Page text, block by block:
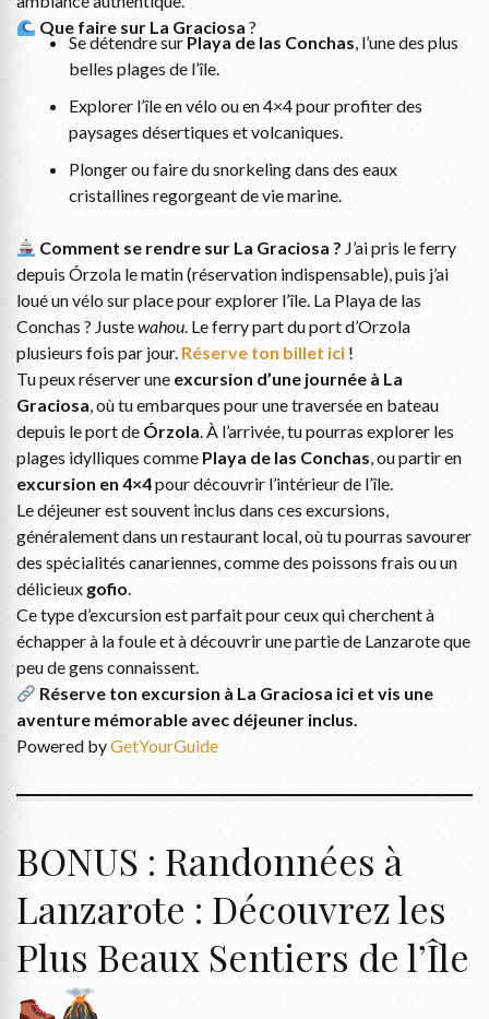
Que faire sur La Graciosa?
Se détendre sur Playa de las Conchas, l’une des plus
belles plages de l’île.
Explorer l’île en vélo ou en 4×4 pour profiter des
paysages désertiques et volcaniques.
Plonger ou faire du snorkeling dans des eaux
cristallines regorgeant de vie marine.
Comment se rendre sur La Graciosa ? J’ai pris le ferry
depuis Órzola le matin (réservation indispensable), puis j’ai
loué un vélo sur place pour explorer l’île. La Playa de las
Conchas ? Justewahou. Le ferry part du port d’Orzola
plusieurs fois par jour. Réserve ton billet ici !
Tu peux réserver une excursion d’une journée à La
Graciosa, où tu embarques pour une traversée en bateau
depuis le port de Órzola. À l’arrivée, tu pourras explorer les
plages idylliques comme Playa de las Conchas, ou partir en
excursion en 4×4pour découvrir l’intérieur de l’île.
Le déjeuner est souvent inclus dans ces excursions,
généralement dans un restaurant local, où tu pourras savourer
des spécialités canariennes, comme des poissons frais ou un
délicieux gofio.
Ce type d’excursion est parfait pour ceux qui cherchent à
échapper à la foule et à découvrir une partie de Lanzarote que
peu de gens connaissent.
Réserve ton excursion à La Graciosa ici et vis une
aventure mémorable avec déjeuner inclus.
Powered byGetYourGuide
BONUS : Randonnées à
Lanzarote : Découvrez les
Plus Beaux Sentiers de l’Île